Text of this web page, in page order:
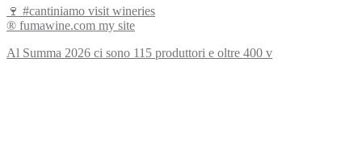
🍷 #cantiniamo visit wineries
® fumawine.com my site
Al Summa 2026 ci sono 115 produttori e oltre 400 v